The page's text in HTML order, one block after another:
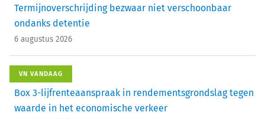
Termijnoverschrijding bezwaar niet verschoonbaar
ondanks detentie
6 augustus 2026
VN VANDAAG
Box 3-lijfrenteaanspraak in rendementsgrondslag tegen
waarde in het economische verkeer